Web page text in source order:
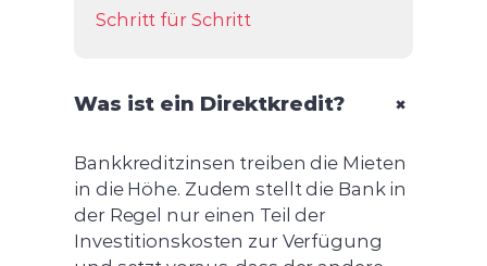
Schritt für Schritt
Was ist ein Direktkredit? +
Bankkreditzinsen treiben die Mieten
in die Höhe. Zudem stellt die Bank in
der Regel nur einen Teil der
Investitionskosten zur Verfügung